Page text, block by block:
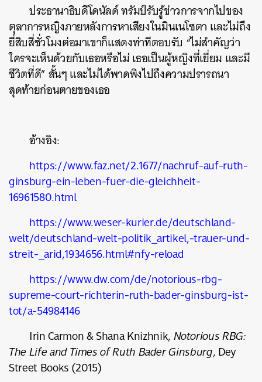
ประธานาธิบดีโดนัลด์ทรัมป์รับรู้ข่าวการจากไปของ
ตุลาการหญิงภายหลังการหาเสียงในมินเนโซตา และไม่ถึง
ยี่สิบสี่ชั่วโมงต่อมาเขาก็แสดงท่าทีตอบรับ “ไม่สำคัญว่า
ใครจะเห็นด้วยกับเธอหรือไม่เธอเป็นผู้หญิงที่เยี่ยม และมี
ชีวิตที่ดี”สั้นๆและไม่ได้พาดพิงไปถึงความปรารถนา
สุดท้ายก่อนตายของเธอ
อ้างอิง:
https://www.faz.net/2.1677/nachruf-auf-ruth-
ginsburg-ein-leben-fuer-die-gleichheit-
16961580.html
https://www.weser-kurier.de/deutschland-
welt/deutschland-welt-politik_artikel,-trauer-und-
streit-_arid,1934656.html#nfy-reload
https://www.dw.com/de/notorious-rbg-
supreme-court-richterin-ruth-bader-ginsburg-ist-
tot/a-54984146
Irin Carmon & Shana Knizhnik,Notorious RBG:
The Life and Times of Ruth Bader Ginsburg, Dey
Street Books (2015)